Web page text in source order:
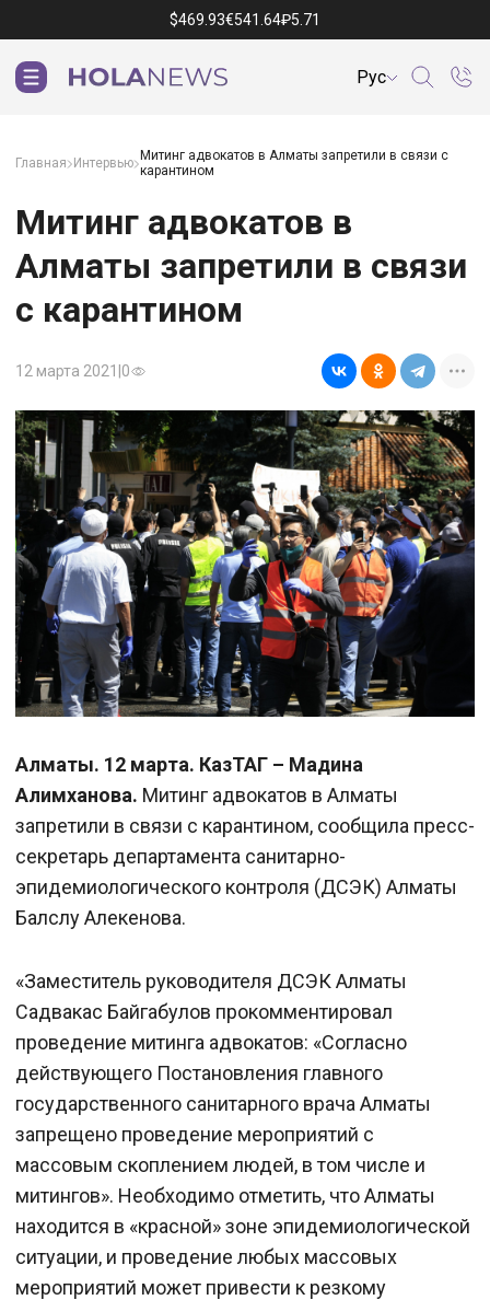
$469.93€541.64₽5.71
Рус
Главная Интервью Митинг адвокатов в Алматы запретили в связи с
карантином
Митинг адвокатов в
Алматы запретили в связи
с карантином
12 марта 2021 0
Алматы. 12 марта. КазТАГ – Мадина
Алимханова. Митинг адвокатов в Алматы
запретили в связи с карантином, сообщила пресс-
секретарь департамента санитарно-
эпидемиологического контроля (ДСЭК) Алматы
Балслу Алекенова.
«Заместитель руководителя ДСЭК Алматы
Садвакас Байгабулов прокомментировал
проведение митинга адвокатов: «Согласно
действующего Постановления главного
государственного санитарного врача Алматы
запрещено проведение мероприятий с
массовым скоплением людей, в том числе и
митингов». Необходимо отметить, что Алматы
находится в «красной» зоне эпидемиологической
ситуации, и проведение любых массовых
мероприятий может привести к резкому